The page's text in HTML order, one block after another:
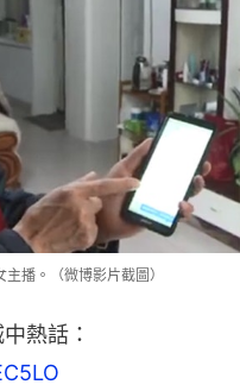
播。（微博影片截圖）
熱話：